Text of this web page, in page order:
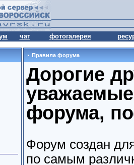
чат фотогалерея
Правила форума
Дорогие
форума,
Форум создан
по самым